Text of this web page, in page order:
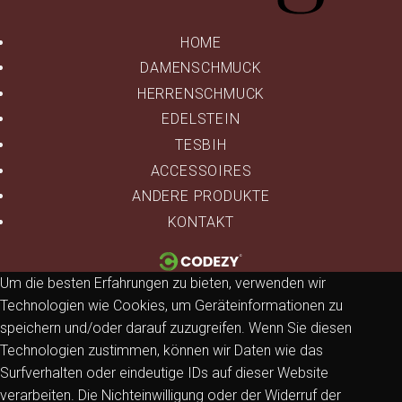
HOME
DAMENSCHMUCK
HERRENSCHMUCK
EDELSTEIN
TESBIH
ACCESSOIRES
ANDERE PRODUKTE
KONTAKT
Um die besten Erfahrungen zu bieten, verwenden wir
Technologien wie Cookies, um Geräteinformationen zu
speichern und/oder darauf zuzugreifen. Wenn Sie diesen
Technologien zustimmen, können wir Daten wie das
Surfverhalten oder eindeutige IDs auf dieser Website
verarbeiten. Die Nichteinwilligung oder der Widerruf der